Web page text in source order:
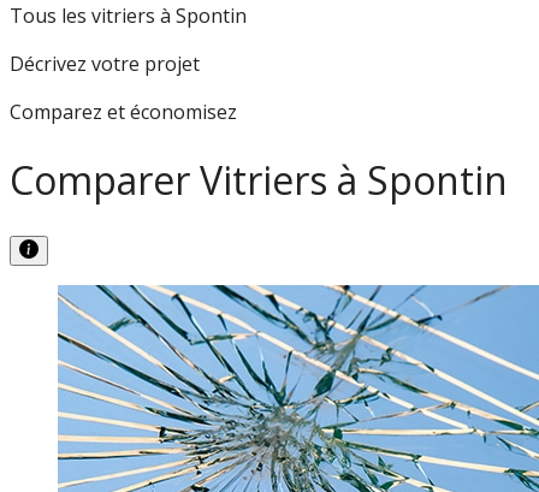
Tous les vitriers à Spontin
Décrivez votre projet
Comparez et économisez
Comparer Vitriers à Spontin